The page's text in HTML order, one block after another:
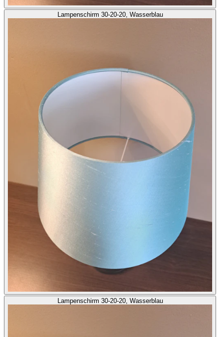
Lampenschirm 30-20-20, Wasserblau
Lampenschirm 30-20-20, Wasserblau